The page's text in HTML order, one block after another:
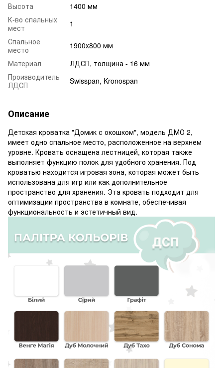
Высота
1400 мм
К-во спальных
мест
1
Спальное
место
1900x800 мм
Материал
ЛДСП, толщина - 16 мм
Производитель
ЛДСП
Swisspan, Kronospan
Описание
Детская кроватка "Домик с окошком", модель ДМО 2,
имеет одно спальное место, расположенное на верхнем
уровне. Кровать оснащена лестницей, которая также
выполняет функцию полок для удобного хранения. Под
кроватью находится игровая зона, которая может быть
использована для игр или как дополнительное
пространство для хранения. Эта кровать подходит для
оптимизации пространства в комнате, обеспечивая
функциональность и эстетичный вид.